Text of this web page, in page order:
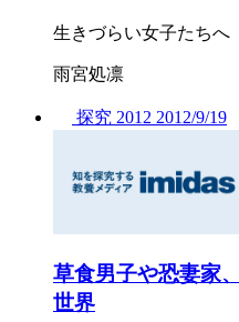
生きづらい女子たちへ
雨宮処凛
探究 2012 2012/9/19
草食男子や恐妻家
世界